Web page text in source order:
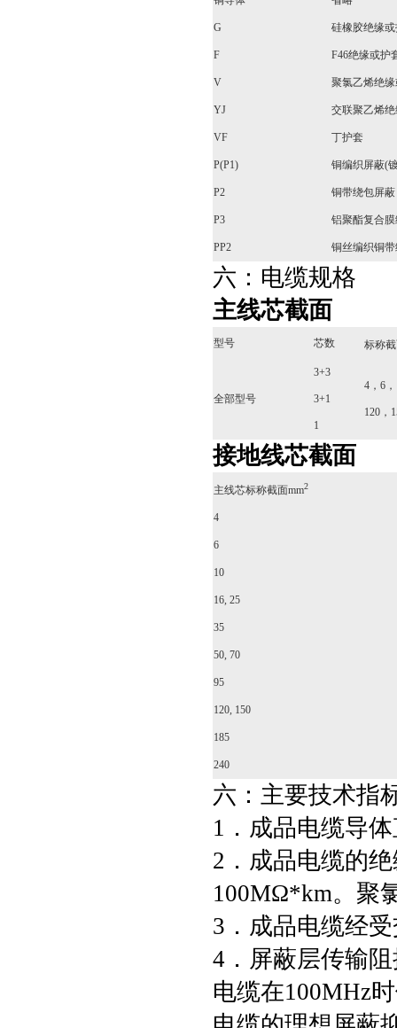
G 硅橡胶绝缘
F F46绝缘或护
V 聚氯乙烯绝
YJ 交联聚乙烯
VF 丁护套
P(P1) 铜编织屏蔽(
P2 铜带绕包屏蔽
P3 铝聚酯复合
PP2 铜丝编织铜
六：电缆规格
主线芯截面
型号 芯数 标称
全部型号
3+3
3+1
1
4，6
120，
接地线芯截面
主线芯标称截面mm2
4
6
10
16, 25
35
50, 70
95
120, 150
185
240
六：主要技术指
1．成品电缆导
2．成品电缆的
100MΩ*km。聚
3．成品电缆经
4．屏蔽层传输
电缆在100MHz